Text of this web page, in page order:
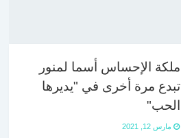
ملكة الإحساس أسما لمنور
تبدع مرة أخرى في "يديرها
الحب"
مارس 12, 2021